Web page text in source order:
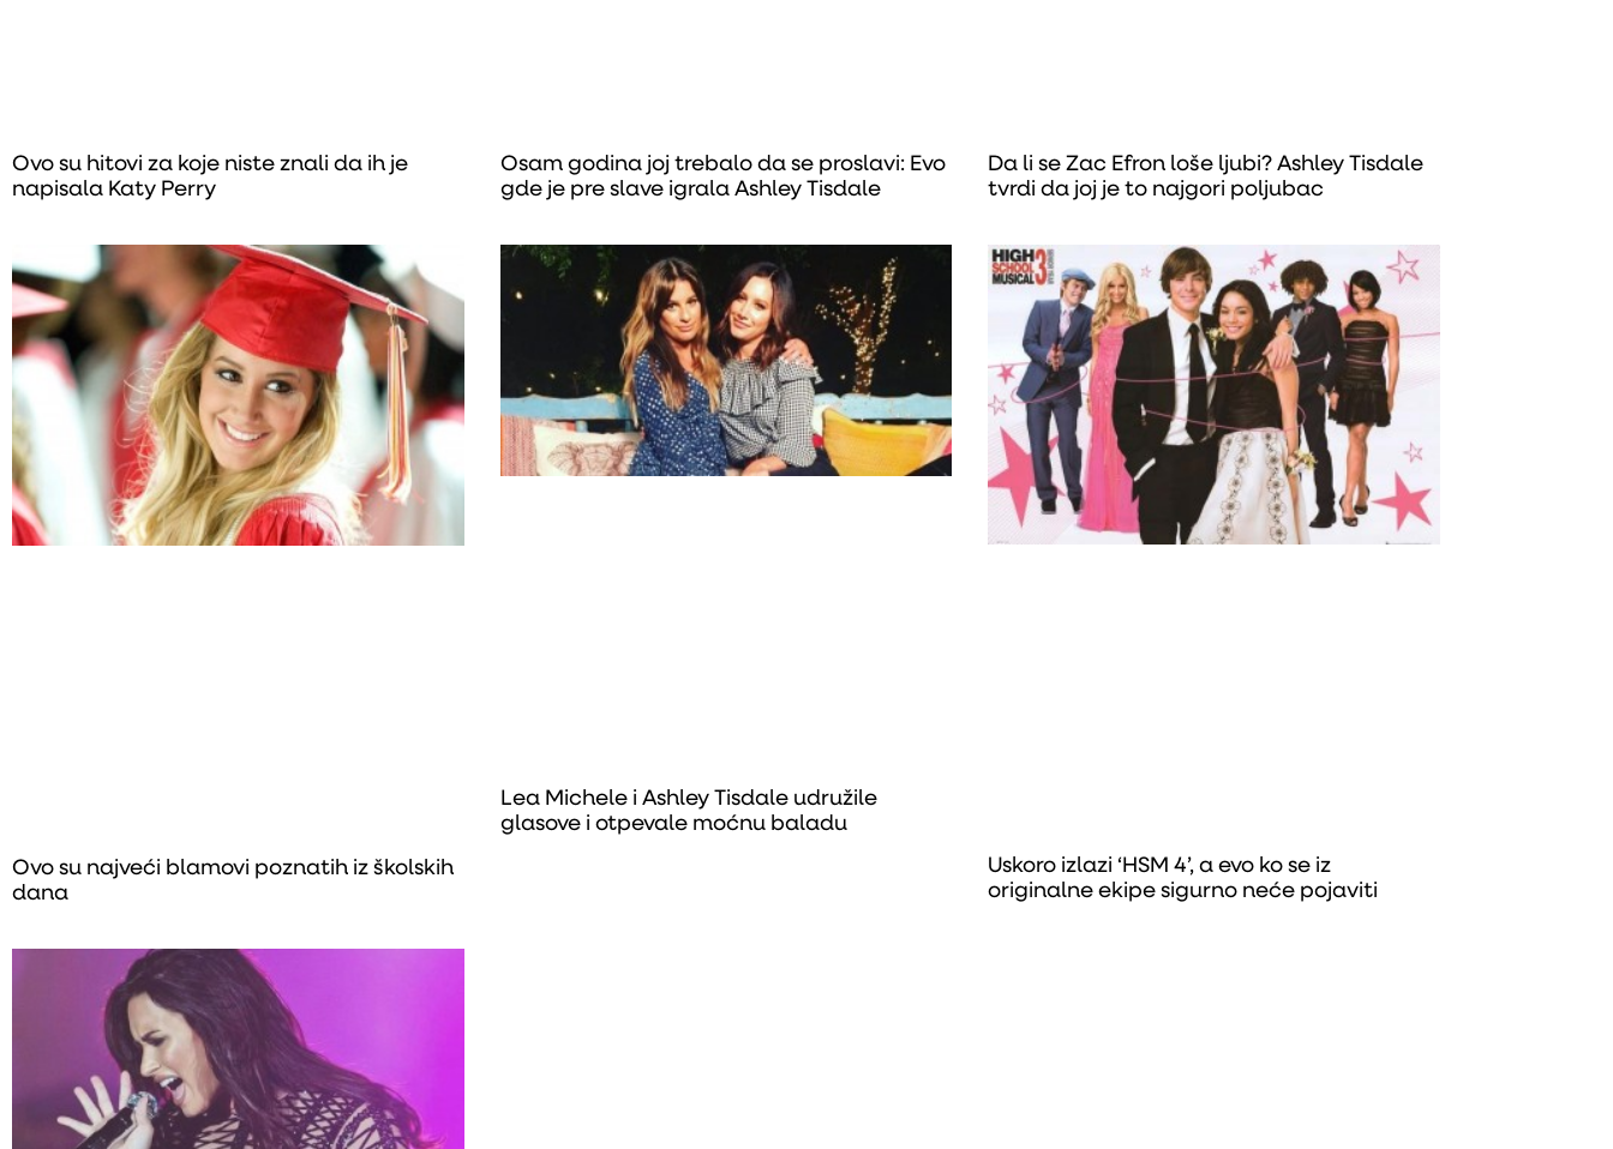
Ovo su hitovi za koje niste znali da ih je
napisala Katy Perry
Osam godina joj trebalo da se proslavi: Evo
gde je pre slave igrala Ashley Tisdale
Da li se Zac Efron loše ljubi? Ashley Tisdale
tvrdi da joj je to najgori poljubac
Ovo su najveći blamovi poznatih iz školskih
dana
Lea Michele i Ashley Tisdale udružile
glasove i otpevale moćnu baladu
Uskoro izlazi ‘HSM 4’, a evo ko se iz
originalne ekipe sigurno neće pojaviti